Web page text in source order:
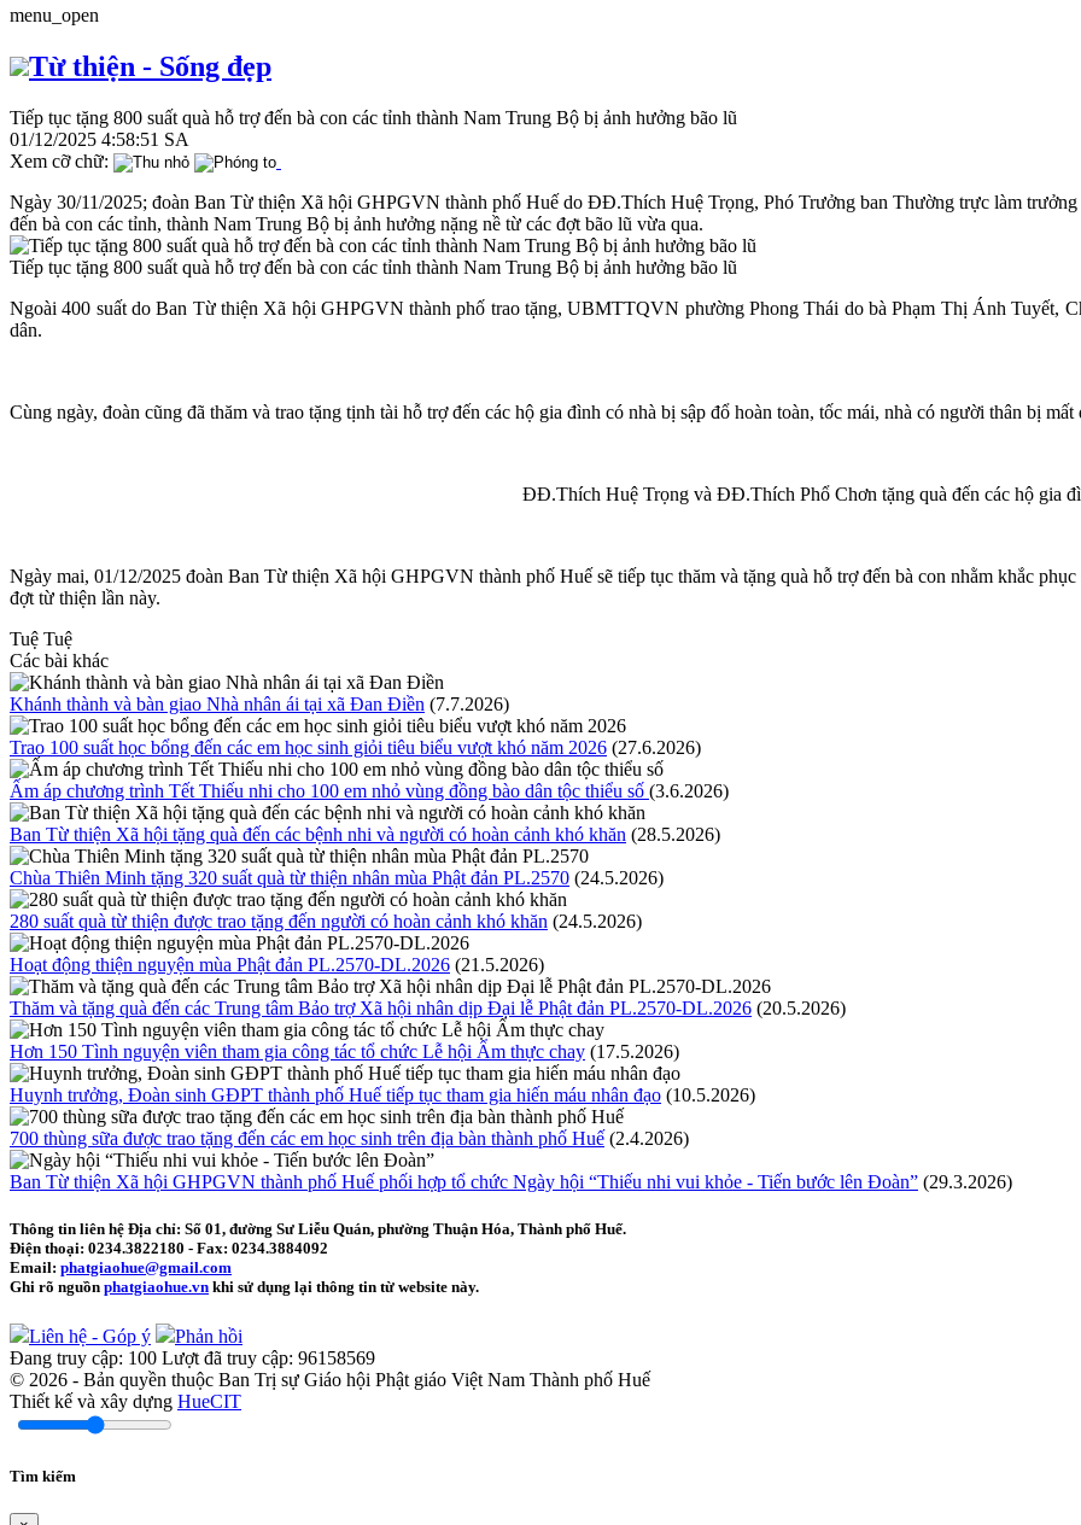
menu_open
Từ thiện - Sống đẹp
Tiếp tục tặng 800 suất quà hỗ trợ đến bà con các tỉnh thành Nam Trung Bộ bị ảnh hưởng bão lũ
01/12/2025 4:58:51 SA
Xem cỡ chữ:
Ngày 30/11/2025; đoàn Ban Từ thiện Xã hội GHPGVN thành phố Huế do ĐĐ.Thích Huệ Trọng, Phó Trưởng ban Thường trực làm trưởng
đến bà con các tỉnh, thành Nam Trung Bộ bị ảnh hưởng nặng nề từ các đợt bão lũ vừa qua.
Tiếp tục tặng 800 suất quà hỗ trợ đến bà con các tỉnh thành Nam Trung Bộ bị ảnh hưởng bão lũ
Ngoài 400 suất do Ban Từ thiện Xã hội GHPGVN thành phố trao tặng, UBMTTQVN phường Phong Thái do bà Phạm Thị Ánh Tuyết,
dân.
Cùng ngày, đoàn cũng đã thăm và trao tặng tịnh tài hỗ trợ đến các hộ gia đình có nhà bị sập đổ hoàn toàn, tốc mái, nhà có người thân bị
ĐĐ.Thích Huệ Trọng và ĐĐ.Thích Phổ Chơn tặng quà đến các hộ gia
Ngày mai, 01/12/2025 đoàn Ban Từ thiện Xã hội GHPGVN thành phố Huế sẽ tiếp tục thăm và tặng quà hỗ trợ đến bà con nhằm khắc
đợt từ thiện lần này.
Tuệ Tuệ
Các bài khác
Khánh thành và bàn giao Nhà nhân ái tại xã Đan Điền (7.7.2026)
Trao 100 suất học bổng đến các em học sinh giỏi tiêu biểu vượt khó năm 2026 (27.6.2026)
Ấm áp chương trình Tết Thiếu nhi cho 100 em nhỏ vùng đồng bào dân tộc thiểu số (3.6.2026)
Ban Từ thiện Xã hội tặng quà đến các bệnh nhi và người có hoàn cảnh khó khăn (28.5.2026)
Chùa Thiên Minh tặng 320 suất quà từ thiện nhân mùa Phật đản PL.2570 (24.5.2026)
280 suất quà từ thiện được trao tặng đến người có hoàn cảnh khó khăn (24.5.2026)
Hoạt động thiện nguyện mùa Phật đản PL.2570-DL.2026 (21.5.2026)
Thăm và tặng quà đến các Trung tâm Bảo trợ Xã hội nhân dịp Đại lễ Phật đản PL.2570-DL.2026 (20.5.2026)
Hơn 150 Tình nguyện viên tham gia công tác tổ chức Lễ hội Ẩm thực chay (17.5.2026)
Huynh trưởng, Đoàn sinh GĐPT thành phố Huế tiếp tục tham gia hiến máu nhân đạo (10.5.2026)
700 thùng sữa được trao tặng đến các em học sinh trên địa bàn thành phố Huế (2.4.2026)
Ban Từ thiện Xã hội GHPGVN thành phố Huế phối hợp tổ chức Ngày hội “Thiếu nhi vui khỏe - Tiến bước lên Đoàn” (29.3.2026)
Thông tin liên hệ Địa chỉ: Số 01, đường Sư Liễu Quán, phường Thuận Hóa, Thành phố Huế.
Điện thoại: 0234.3822180 - Fax: 0234.3884092
Email: phatgiaohue@gmail.com
Ghi rõ nguồn phatgiaohue.vn khi sử dụng lại thông tin từ website này.
Liên hệ - Góp ý
Phản hồi
Đang truy cập: 100 Lượt đã truy cập: 96158569
© 2026 - Bản quyền thuộc Ban Trị sự Giáo hội Phật giáo Việt Nam Thành phố Huế
Thiết kế và xây dựng HueCIT
Tìm kiếm